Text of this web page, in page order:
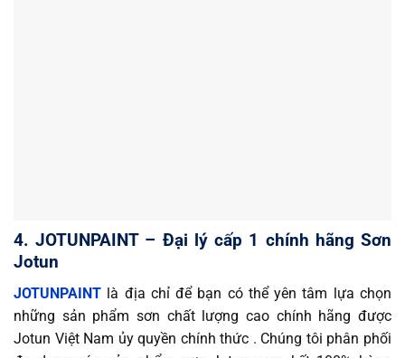
4. JOTUNPAINT – Đại lý cấp 1 chính hãng Sơn
Jotun
JOTUNPAINT là địa chỉ để bạn có thể yên tâm lựa chọn
những sản phẩm sơn chất lượng cao chính hãng được
Jotun Việt Nam ủy quyền chính thức . Chúng tôi phân phối